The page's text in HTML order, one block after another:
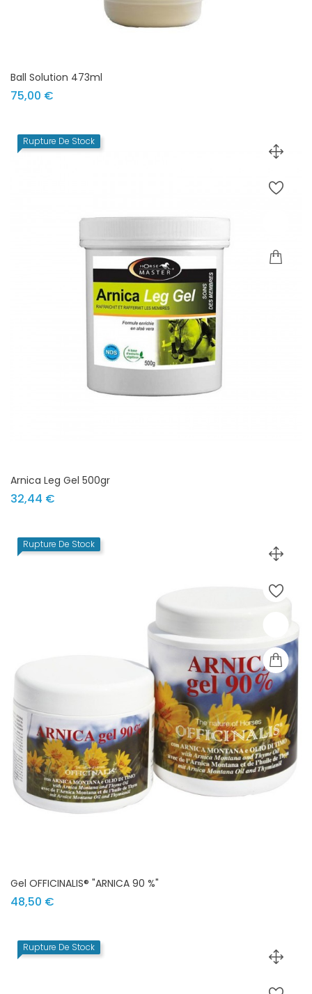
Ball Solution 473ml
75,00 €
Rupture De Stock
Arnica Leg Gel 500gr
32,44 €
Rupture De Stock
Gel OFFICINALIS® "ARNICA 90 %"
48,50 €
Rupture De Stock